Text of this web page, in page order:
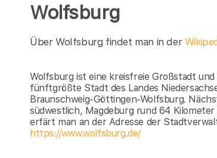
Wolfsburg
Über Wolfsburg findet man in der
Wolfsburg ist eine kreisfreie Großstadt
fünftgrößte Stadt des Landes
Braunschweig-Göttingen-Wolfsburg.
südwestlich, Magdeburg rund 64
erfärt man an der Adresse der
https://www.wolfsburg.de/